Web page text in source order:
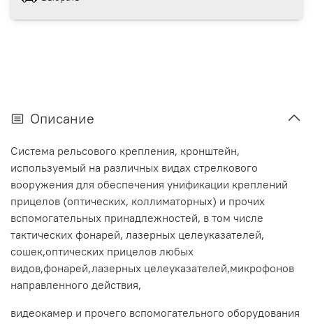
Описание
Система рельсового крепления, кронштейн,
используемый на различных видах стрелкового
вооружения для обеспечения унификации креплений
прицелов (оптических, коллиматорных) и прочих
вспомогательных принадлежностей, в том числе
тактических фонарей, лазерных целеуказателей,
сошек,оптических прицелов любых
видов,фонарей,лазерных целеуказателей,микрофонов
направленного действия,
видеокамер и прочего вспомогательного оборудования